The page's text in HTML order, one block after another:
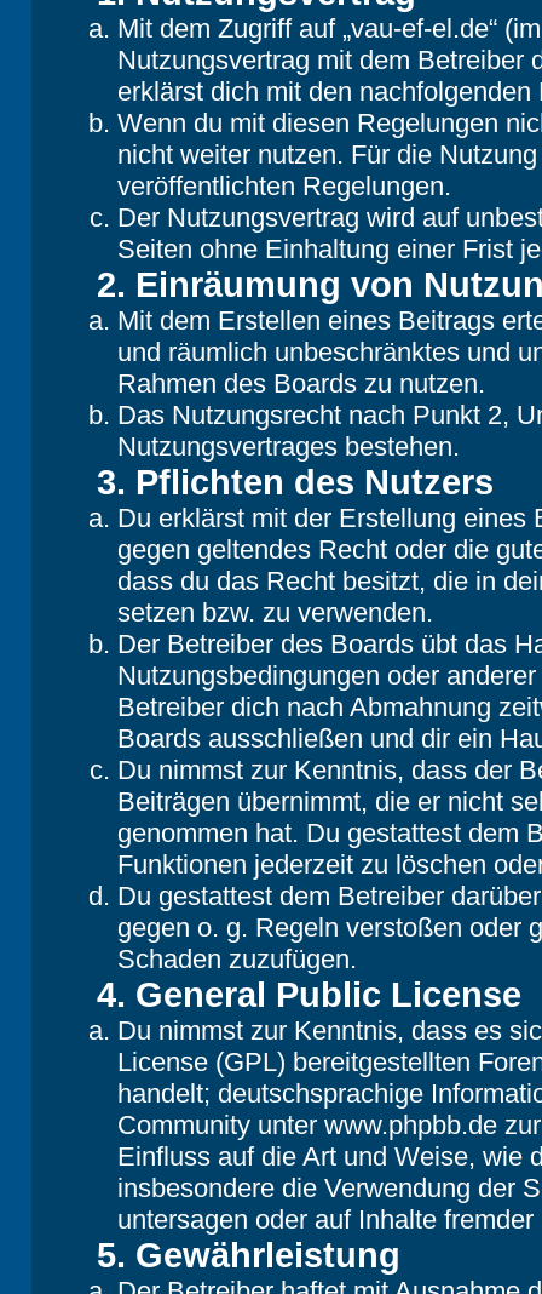
Mit dem Zugriff auf „vau-ef-el.de“
Nutzungsvertrag mit dem Betreiber
erklärst dich mit den
Wenn du mit diesen Regelungen
nicht weiter nutzen. Für die
veröffentlichten Regelungen.
Der Nutzungsvertrag wird auf
Seiten ohne Einhaltung einer Frist
2. Einräumung von
Mit dem Erstellen eines Beitrags
und räumlich unbeschränktes und
Rahmen des Boards zu nutzen.
Das Nutzungsrecht nach Punkt 2,
Nutzungsvertrages bestehen.
3. Pflichten des Nutzers
Du erklärst mit der Erstellung eines
gegen geltendes Recht oder die
dass du das Recht besitzt, die in
setzen bzw. zu verwenden.
Der Betreiber des Boards übt das
Nutzungsbedingungen oder
Betreiber dich nach Abmahnung
Boards ausschließen und dir ein
Du nimmst zur Kenntnis, dass der
Beiträgen übernimmt, die er nicht
genommen hat. Du gestattest dem
Funktionen jederzeit zu löschen
Du gestattest dem Betreiber
gegen o. g. Regeln verstoßen oder
Schaden zuzufügen.
4. General Public License
Du nimmst zur Kenntnis, dass es
License (GPL) bereitgestellten
handelt; deutschsprachige
Community unter www.phpbb.de
Einfluss auf die Art und Weise, wie
insbesondere die Verwendung der
untersagen oder auf Inhalte
5. Gewährleistung